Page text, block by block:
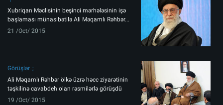
Xubriqan Məclisinin beşinci mərhələsinin işə
başlaması münasibətilə Ali Məqamlı Rəhbər...
21 /Oct/ 2015
Görüşlər
Ali Məqamlı Rəhbər ölkə üzrə həcc ziyarətinin
təşkilinə cavabdeh olan rəsmilərlə görüşdü
19 /Oct/ 2015